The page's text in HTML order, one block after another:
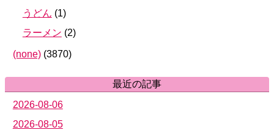
うどん (1)
ラーメン (2)
(none) (3870)
最近の記事
2026-08-06
2026-08-05